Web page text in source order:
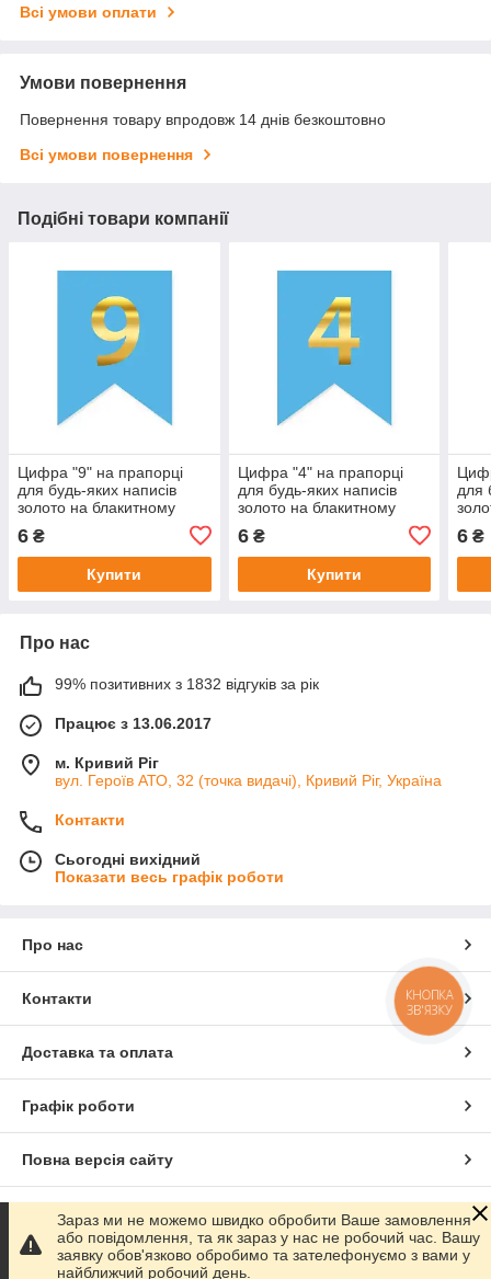
Всі умови оплати
Умови повернення
Повернення товару впродовж 14 днів безкоштовно
Всі умови повернення
Подібні товари компанії
Цифра "9" на прапорці
для будь-яких написів
золото на блакитному
6 ₴
Купити
Цифра "4" на прапорці
для будь-яких написів
золото на блакитному
6₴
Купити
для
6 ₴
Про нас
99% позитивних з 1832 відгуків за рік
Працює з 13.06.2017
м. Кривий Ріг
вул. Героїв АТО, 32 (точка видачі), Кривий Ріг, Україна
Контакти
Сьогодні вихідний
Показати весь графік роботи
Про нас
Контакти
Доставка та оплата
Графік роботи
Повна версія сайту
Сайт створено на маркетплейсі Prom.ua
Політика конфіденційності
Зараз ми не можемо швидко обробити Ваше замовлення
або повідомлення, та як зараз у нас не робочий час. Вашу
заявку обов'язково обробимо та зателефонуємо з вами у
найближчий робочий день.
КНОПКА
ЗВ'ЯЗКУ